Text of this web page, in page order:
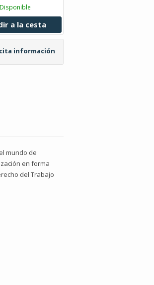
Disponible
a la cesta
información
mundo de
en forma
del Trabajo